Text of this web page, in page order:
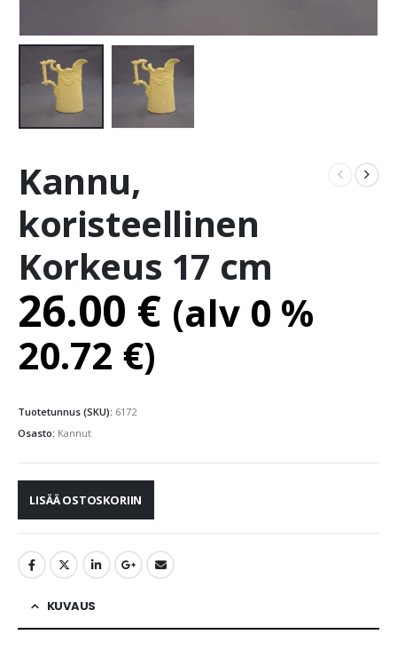
Kannu,
koristeellinen
Korkeus 17 cm
26.00 € (alv 0 %
20.72 €)
Tuotetunnus (SKU): 6172
Osasto: Kannut
LISÄÄ OSTOSKORIIN
KUVAUS